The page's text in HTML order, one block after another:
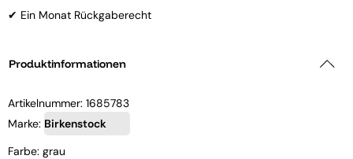
✔ Ein Monat Rückgaberecht
Produktinformationen
Artikelnummer: 1685783
Marke: Birkenstock
Farbe: grau